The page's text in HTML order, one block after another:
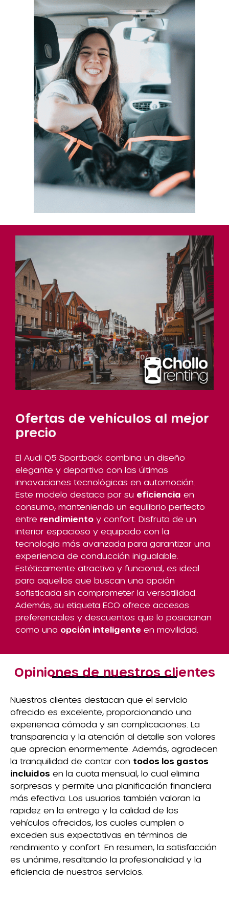
Ofertas de vehículos al mejor
precio
El Audi Q5 Sportback combina un diseño
elegante y deportivo con las últimas
innovaciones tecnológicas en automoción.
Este modelo destaca por su eficiencia en
consumo, manteniendo un equilibrio perfecto
entre rendimiento y confort. Disfruta de un
interior espacioso y equipado con la
tecnología más avanzada para garantizar una
experiencia de conducción inigualable.
Estéticamente atractivo y funcional, es ideal
para aquellos que buscan una opción
sofisticada sin comprometer la versatilidad.
Además, su etiqueta ECO ofrece accesos
preferenciales y descuentos que lo posicionan
como una opción inteligente en movilidad.
Opiniones de nuestros clientes
Nuestros clientes destacan que el servicio
ofrecido es excelente, proporcionando una
experiencia cómoda y sin complicaciones. La
transparencia y la atención al detalle son valores
que aprecian enormemente. Además, agradecen
la tranquilidad de contar con todos los gastos
incluidos en la cuota mensual, lo cual elimina
sorpresas y permite una planificación financiera
más efectiva. Los usuarios también valoran la
rapidez en la entrega y la calidad de los
vehículos ofrecidos, los cuales cumplen o
exceden sus expectativas en términos de
rendimiento y confort. En resumen, la satisfacción
es unánime, resaltando la profesionalidad y la
eficiencia de nuestros servicios.